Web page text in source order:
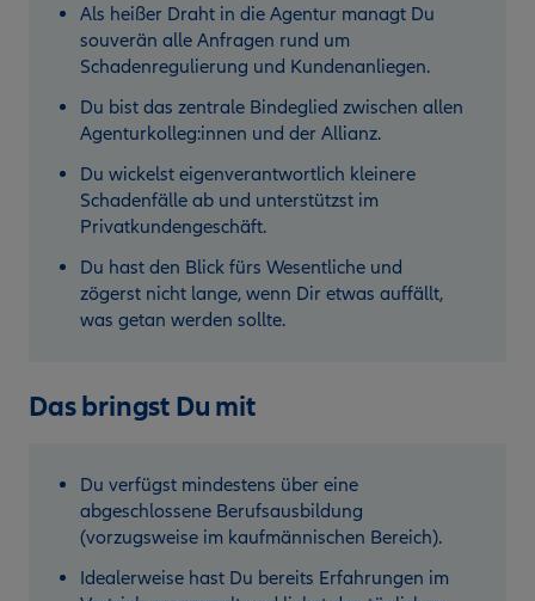
Als heißer Draht in die Agentur managt Du
souverän alle Anfragen rund um
Schadenregulierung und Kundenanliegen.
Du bist das zentrale Bindeglied zwischen allen
Agenturkolleg:innen und der Allianz.
Du wickelst eigenverantwortlich kleinere
Schadenfälle ab und unterstützst im
Privatkundengeschäft.
Du hast den Blick fürs Wesentliche und
zögerst nicht lange, wenn Dir etwas auffällt,
was getan werden sollte.
Das bringst Du mit
Du verfügst mindestens über eine
abgeschlossene Berufsausbildung
(vorzugsweise im kaufmännischen Bereich).
Idealerweise hast Du bereits Erfahrungen im